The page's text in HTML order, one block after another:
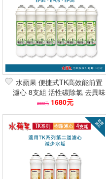
水蘋果 便捷式TK高效能前置
濾心 8支組 活性碳除氯 去異味
2倍吸附 快速到貨 可刷卡分期
2800元 1680元